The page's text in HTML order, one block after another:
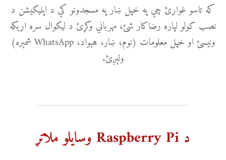
که تاسو غواړئ چې په خپل ښار په مسجدونو کې د اپلیکیشن د
نصب کولو لپاره رضاکار شئ، مهرباني وکړئ د لیکوال سره اړیکه
ونیسئ او خپل معلومات (نوم، ښار، هېواد، WhatsApp شمېره)
ولېږئ.
د Raspberry Pi وسایلو ملاتړ